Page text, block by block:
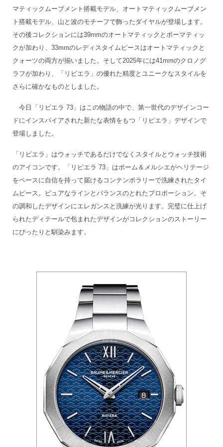
マティックムーブメント搭載モデル、オートマティックムーブメン
ト搭載モデル、山と波のモチーフで飾ったダイヤルが登場します。
その後コレクションには39mmのオートマティックとボーマティッ
クが加わり、33mmのレディスタイムピースはオートマティックと
クォーツの両方が揃いました。そして2025年には41mmのクロノグ
ラフが加わり、「リビエラ」の優れた精度とユニークなスタイルを
さらに確かなものとしました。
今日「リビエラ 73」はこの物語の中で、第一世代のデザインコー
ドにインスパイアされた新たな表情をもつ「リビエラ」デザインで
登場しました。
「リビエラ」はウォッチであるだけでなくスタイルとウォッチ技術
のアイコンです。「リビエラ 73」はボーム＆メルシエがヘリテージ
をベースに自信を持って届けるコンテンポラリーで洗練されたタイ
ムピース。ピュアなラインとバランスのとれたプロポーション。そ
の調和したデザインにエレガンスと洗練が光ります。完璧に仕上げ
られたディテールで包まれたデザインがコレクションのストーリー
にぴったりと馴染みます。